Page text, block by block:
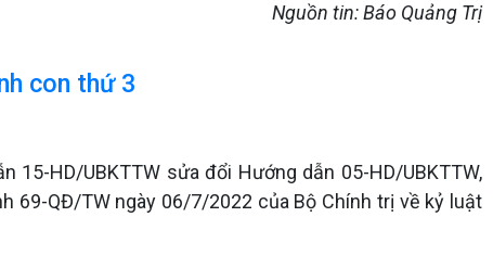
Nguồn tin: Báo Quảng Trị
con thứ 3
15-HD/UBKTTW sửa đổi Hướng dẫn 05-HD/UBKTTW,
69-QĐ/TW ngày 06/7/2022 của Bộ Chính trị về kỷ luật